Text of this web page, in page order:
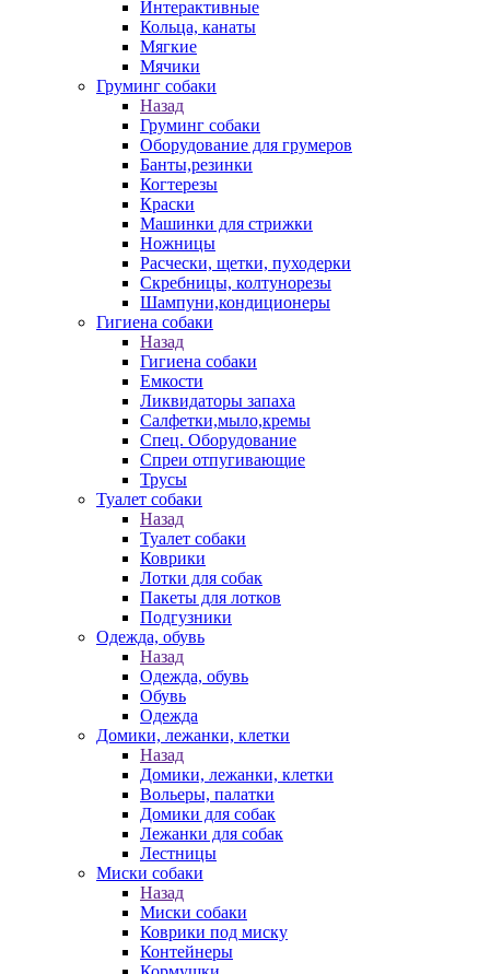
Интерактивные
Кольца, канаты
Мягкие
Мячики
Груминг собаки
Назад
Груминг собаки
Оборудование для грумеров
Банты,резинки
Когтерезы
Краски
Машинки для стрижки
Ножницы
Расчески, щетки, пуходерки
Скребницы, колтунорезы
Шампуни,кондиционеры
Гигиена собаки
Назад
Гигиена собаки
Емкости
Ликвидаторы запаха
Салфетки,мыло,кремы
Спец. Оборудование
Спреи отпугивающие
Трусы
Туалет собаки
Назад
Туалет собаки
Коврики
Лотки для собак
Пакеты для лотков
Подгузники
Одежда, обувь
Назад
Одежда, обувь
Обувь
Одежда
Домики, лежанки, клетки
Назад
Домики, лежанки, клетки
Вольеры, палатки
Домики для собак
Лежанки для собак
Лестницы
Миски собаки
Назад
Миски собаки
Коврики под миску
Контейнеры